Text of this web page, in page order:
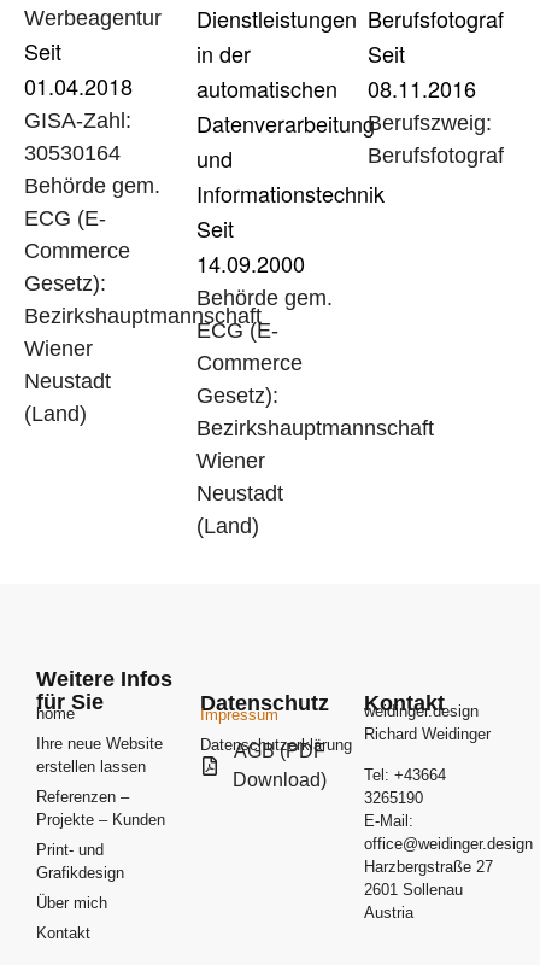
Werbeagentur
Seit
01.04.2018
GISA-Zahl:
30530164
Behörde gem.
ECG (E-
Commerce
Gesetz):
Bezirkshauptmannschaft
Wiener
Neustadt
(Land)
Dienstleistungen
in der
automatischen
Datenverarbeitung
und
Informationstechnik
Seit
14.09.2000
Behörde gem.
ECG (E-
Commerce
Gesetz):
Bezirkshauptmannschaft
Wiener
Neustadt
(Land)
Berufsfotograf
Seit
08.11.2016
Berufszweig:
Berufsfotograf
Weitere Infos
für Sie
home
Ihre neue Website
erstellen lassen
Referenzen –
Projekte – Kunden
Print- und
Grafikdesign
Über mich
Kontakt
Datenschutz
Impressum
Datenschutzerklärung
AGB (PDF
Download)
Kontakt
weidinger.design
Richard Weidinger
Tel: +43664
3265190
E-Mail:
office@weidinger.design
Harzbergstraße 27
2601 Sollenau
Austria